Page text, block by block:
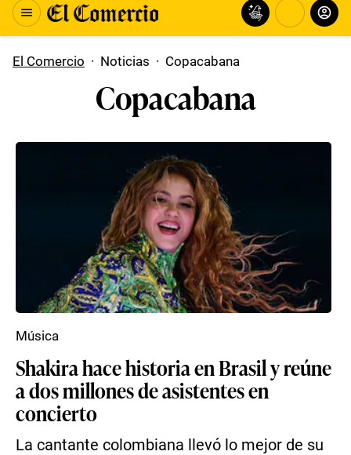
El Comercio · Noticias · Copacabana
Copacabana
Shakira hace historia en Brasil y reúne
a dos millones de asistentes en
concierto
La cantante colombiana llevó lo mejor de su
Música